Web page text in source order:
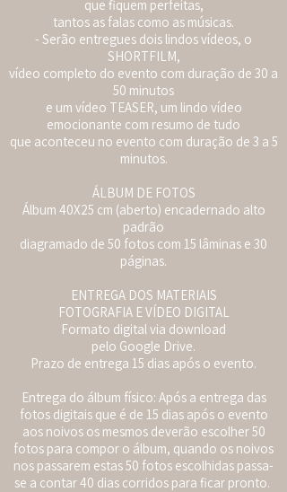
que fiquem perfeitas,
tantos as falas como as músicas.
- Serão entregues dois lindos vídeos, o
SHORTFILM,
vídeo completo do evento com duração de 30 a
50 minutos
e um vídeo TEASER, um lindo vídeo
emocionante com resumo de tudo
que aconteceu no evento com duração de 3 a 5
minutos.
ÁLBUM DE FOTOS
Álbum 40X25 cm (aberto) encadernado alto
padrão
diagramado de 50 fotos com 15 lâminas e 30
páginas.
ENTREGA DOS MATERIAIS
FOTOGRAFIA E VÍDEO DIGITAL
Formato digital via download
pelo Google Drive.
Prazo de entrega 15 dias após o evento.
Entrega do álbum físico: Após a entrega das
fotos digitais que é de 15 dias após o evento
aos noivos os mesmos deverão escolher 50
fotos para compor o álbum, quando os noivos
nos passarem estas 50 fotos escolhidas passa-
se a contar 40 dias corridos para ficar pronto.